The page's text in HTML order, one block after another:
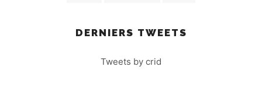
DERNIERS TWEETS
Tweets by crid